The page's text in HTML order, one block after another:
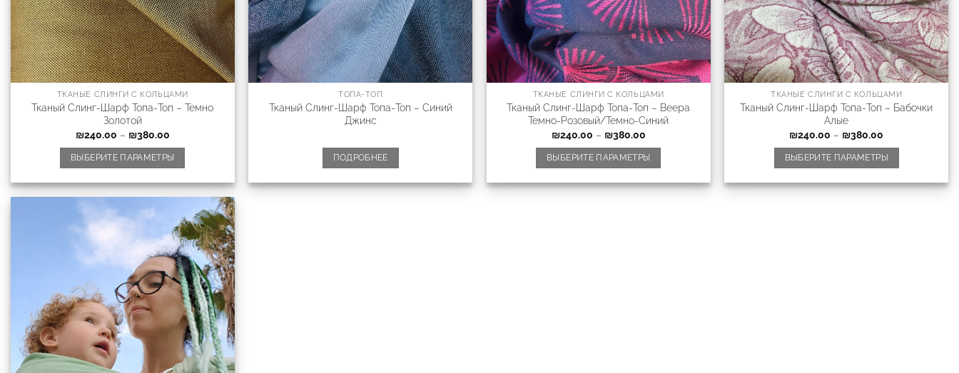
ТКАНЫЕ СЛИНГИ С КОЛЬЦАМИ
Тканый Слинг-Шарф Топа-Топ – Темно
Золотой
₪240.00 – ₪380.00
ВЫБЕРИТЕ ПАРАМЕТРЫ
ТОПА-ТОП
Тканый Слинг-Шарф Топа-Топ – Синий
Джинс
ПОДРОБНЕЕ
ТКАНЫЕ СЛИНГИ С КОЛЬЦАМИ
Тканый Слинг-Шарф Топа-Топ – Веера
Темно-Розовый/Темно-Синий
₪240.00 – ₪380.00
ВЫБЕРИТЕ ПАРАМЕТРЫ
ТКАНЫЕ СЛИНГИ С КОЛЬЦАМИ
Тканый Слинг-Шарф Топа-Топ – Бабочки
Алые
₪240.00 – ₪380.00
ВЫБЕРИТЕ ПАРАМЕТРЫ